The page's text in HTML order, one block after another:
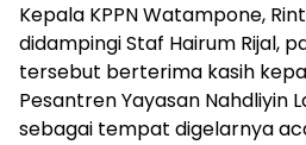
Kepala KPPN Watampone,
didampingi Staf Hairum Rijal,
tersebut berterima kasih
Pesantren Yayasan Nahdliyin
sebagai tempat digelarnya